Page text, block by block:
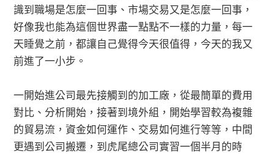
識到職場是怎麼一回事、市場交易又是怎麼一回事，
好像我也能為這個世界盡一點點不一樣的力量，每一
天睡覺之前，都讓自己覺得今天很值得，今天的我又
前進了一小步。
一開始進公司最先接觸到的加工廠，從最簡單的費用
對比、分析開始，接著到境外組，開始學習較為複雜
的貿易流，資金如何運作、交易如何進行等等，中間
更遇到公司搬遷，到虎尾總公司實習一個半月的時